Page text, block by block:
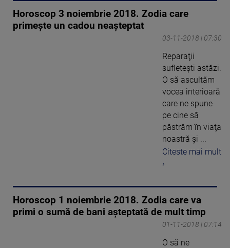
Horoscop 3 noiembrie 2018. Zodia care
primeşte un cadou neaşteptat
03-11-2018 | 07:30
Reparaţii
sufleteşti astăzi.
O să ascultăm
vocea interioară
care ne spune
pe cine să
păstrăm în viaţa
noastră şi ...
Citeste mai mult
›
Horoscop 1 noiembrie 2018. Zodia care va
primi o sumă de bani așteptată de mult timp
01-11-2018 | 07:14
O să ne